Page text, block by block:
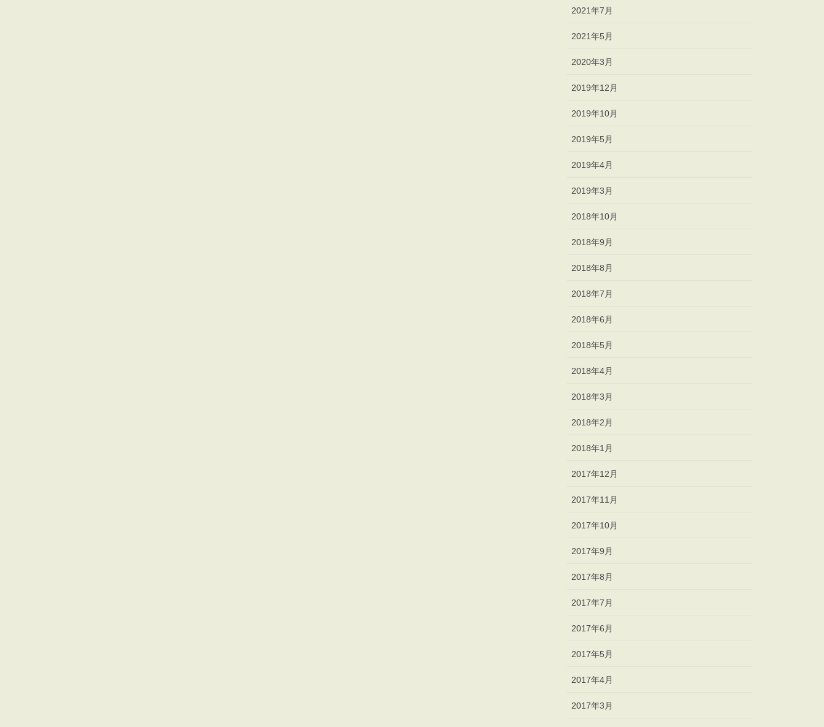
2021年7月
2021年5月
2020年3月
2019年12月
2019年10月
2019年5月
2019年4月
2019年3月
2018年10月
2018年9月
2018年8月
2018年7月
2018年6月
2018年5月
2018年4月
2018年3月
2018年2月
2018年1月
2017年12月
2017年11月
2017年10月
2017年9月
2017年8月
2017年7月
2017年6月
2017年5月
2017年4月
2017年3月